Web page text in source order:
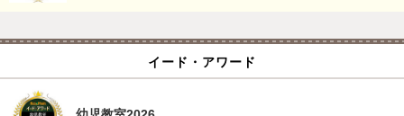
イード・アワード